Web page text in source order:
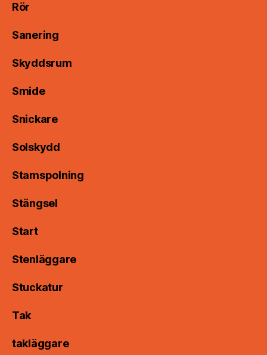
Rör
Sanering
Skyddsrum
Smide
Snickare
Solskydd
Stamspolning
Stängsel
Start
Stenläggare
Stuckatur
Tak
takläggare